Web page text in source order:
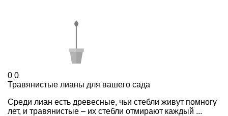
0 0
Травянистые лианы для вашего сада
Среди лиан есть древесные, чьи стебли живут помногу
лет, и травянистые – их стебли отмирают каждый ...